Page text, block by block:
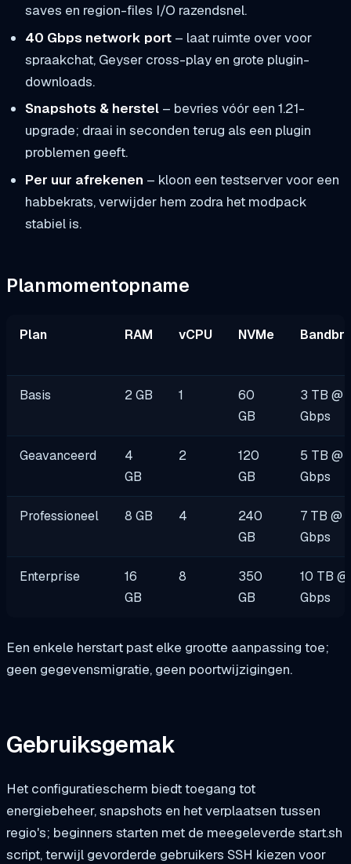
saves en region-files I/O razendsnel.
40 Gbps network port– laat ruimte over voor
spraakchat, Geyser cross-play en grote plugin-
downloads.
Snapshots & herstel– bevries vóór een 1.21-
upgrade; draai in seconden terug als een plugin
problemen geeft.
Per uur afrekenen – kloon een testserver voor een
habbekrats, verwijder hem zodra het modpack
stabiel is.
Planmomentopname
Plan RAM vCPU NVMe
Basis 2 GB 1
60
GB
3 TB @
Gbps
Geavanceerd
4
GB
2
120
GB
5 TB @
Gbps
Professioneel 8 GB 4
240
GB
7 TB @
Gbps
Enterprise
16
GB
8
350
GB
10 TB
Gbps
Een enkele herstart past elke grootte aanpassing toe;
geen gegevensmigratie, geen poortwijzigingen.
Gebruiksgemak
Het configuratiescherm biedt toegang tot
energiebeheer, snapshots en het verplaatsen tussen
regio's; beginners starten met de meegeleverde start.sh
script, terwijl gevorderde gebruikers SSH kiezen voor